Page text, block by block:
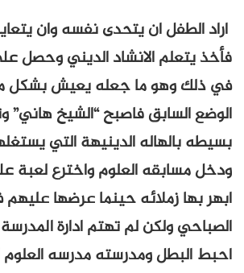
اراد الطفل ان يتحدى نفسه وان
فأخذ يتعلم الانشاد الديني وحصل
في ذلك وهو ما جعله يعيش بشكل
الوضع السابق فاصبح “الشيخ هاني”
بسيطه بالهاله الدينيهة التي
ودخل مسابقه العلوم واخترع لعبة
ابهر بها زملائه حينما عرضها عليهم
الصباحي ولكن لم تهتم ادارة
احبط البطل ومدرسته مدرسه